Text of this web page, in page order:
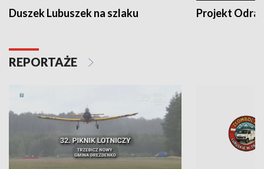
Duszek Lubuszek na szlaku Projekt Odra
REPORTAŻE